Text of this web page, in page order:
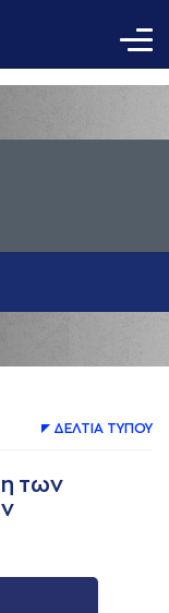
ΔΕΛΤΙA ΤΥΠΟΥ
των